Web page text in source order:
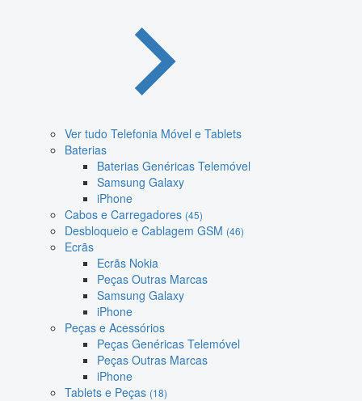
Ver tudo Telefonia Móvel e Tablets
Baterias
Baterias Genéricas Telemóvel
Samsung Galaxy
iPhone
Cabos e Carregadores (45)
Desbloqueio e Cablagem GSM (46)
Ecrãs
Ecrãs Nokia
Peças Outras Marcas
Samsung Galaxy
iPhone
Peças e Acessórios
Peças Genéricas Telemóvel
Peças Outras Marcas
iPhone
Tablets e Peças (18)